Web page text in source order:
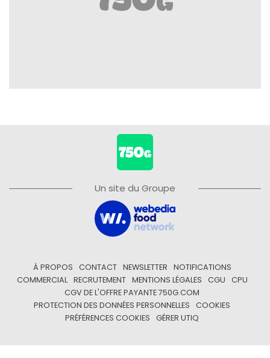
Un site du Groupe
À PROPOS CONTACT NEWSLETTER
NOTIFICATIONS
COMMERCIAL
RECRUTEMENT MENTIONS LÉGALES CGU
CPU
CGV DE L'OFFRE PAYANTE 750G.COM
PROTECTION DES DONNÉES PERSONNELLES
COOKIES
PRÉFÉRENCES COOKIES
GÉRER UTIQ